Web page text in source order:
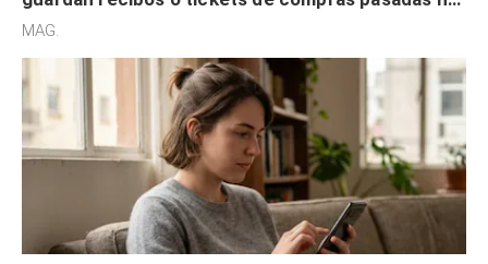
son acumuladores, sino que tienen necesidad de
MAG.